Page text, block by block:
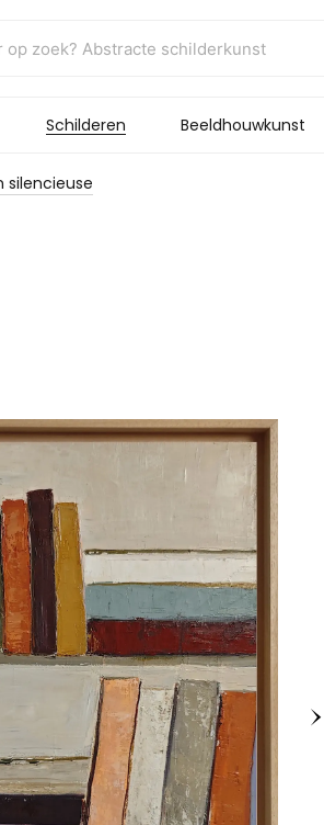
Schilderen Beeldhouwkunst
silencieuse